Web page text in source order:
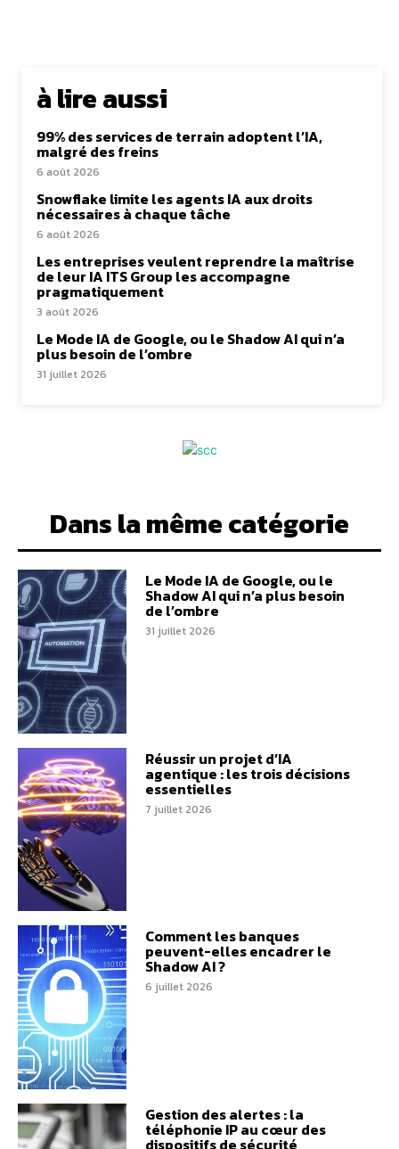
à lire aussi
99% des services de terrain adoptent l’IA,
malgré des freins
6 août 2026
Snowflake limite les agents IA aux droits
nécessaires à chaque tâche
6 août 2026
Les entreprises veulent reprendre la maîtrise
de leur IA ITS Group les accompagne
pragmatiquement
3 août 2026
Le Mode IA de Google, ou le Shadow AI qui n’a
plus besoin de l’ombre
31 juillet 2026
Dans la même catégorie
Le Mode IA de Google, ou le
Shadow AI qui n’a plus besoin
de l’ombre
31 juillet 2026
Réussir un projet d’IA
agentique : les trois décisions
essentielles
7 juillet 2026
Comment les banques
peuvent-elles encadrer le
Shadow AI ?
6 juillet 2026
Gestion des alertes : la
téléphonie IP au cœur des
dispositifs de sécurité